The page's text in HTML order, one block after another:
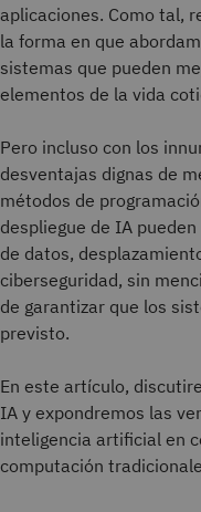
aplicaciones. Como tal,
la forma en que
sistemas que pueden
elementos de la vida
Pero incluso con los
desventajas dignas de
métodos de
despliegue de IA
de datos,
ciberseguridad, sin
de garantizar que los
previsto.
En este artículo,
IA y expondremos las
inteligencia artificial en
computación